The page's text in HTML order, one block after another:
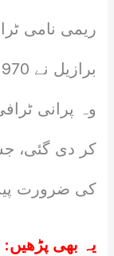
ریمی نامی
وہ پرانی
کر دی گئی،
کی ضرورت
یہ بھی پڑھیں: